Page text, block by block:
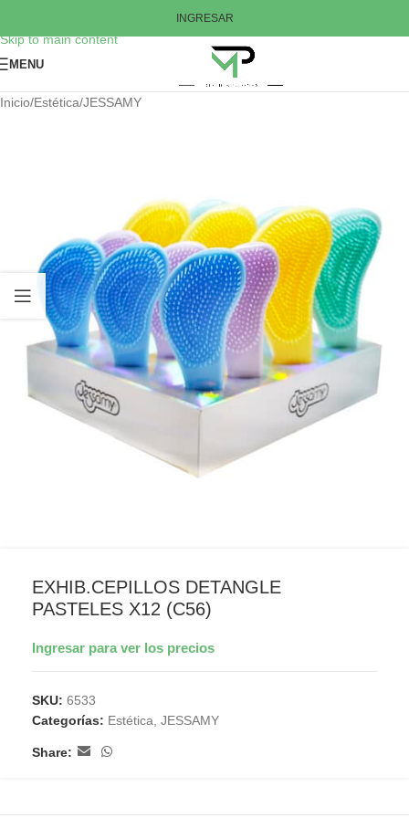
Skip to main content
INGRESAR
MENU
Inicio/Estética/JESSAMY
EXHIB.CEPILLOS DETANGLE
PASTELES X12 (C56)
Ingresar para ver los precios
SKU: 6533
Categorías: Estética JESSAMY
Share: